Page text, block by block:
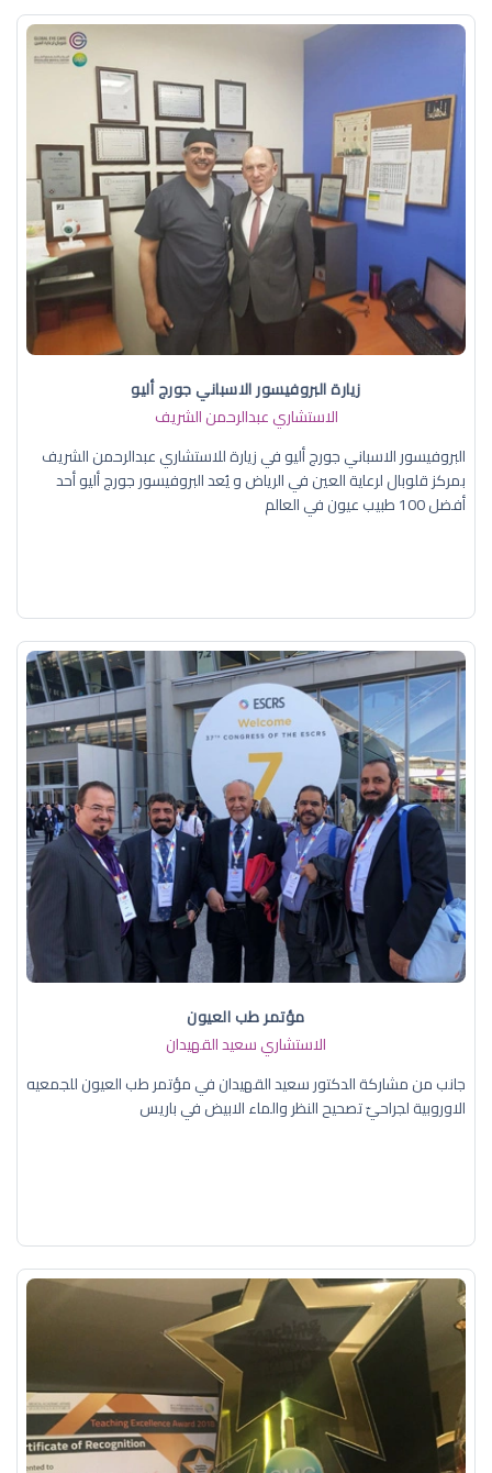
زيارة البروفيسور الاسباني جورج أليو
الاستشاري عبدالرحمن الشريف
البروفيسور الاسباني جورج أليو في زيارة للاستشاري عبدالرحمن الشريف
بمركز قلوبال لرعاية العين في الرياض و يُعد البروفيسور جورج أليو أحد
أفضل 100 طبيب عيون في العالم
مؤتمر طب العيون
الاستشاري سعيد القهيدان
جانب من مشاركة الدكتور سعيد القهيدان في مؤتمر طب العيون للجمعيه
الاوروبية لجراحيّ تصحيح النظر والماء الابيض في باريس